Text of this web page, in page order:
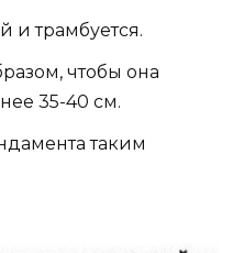
и трамбуется.
чтобы она
35-40 см.
таким